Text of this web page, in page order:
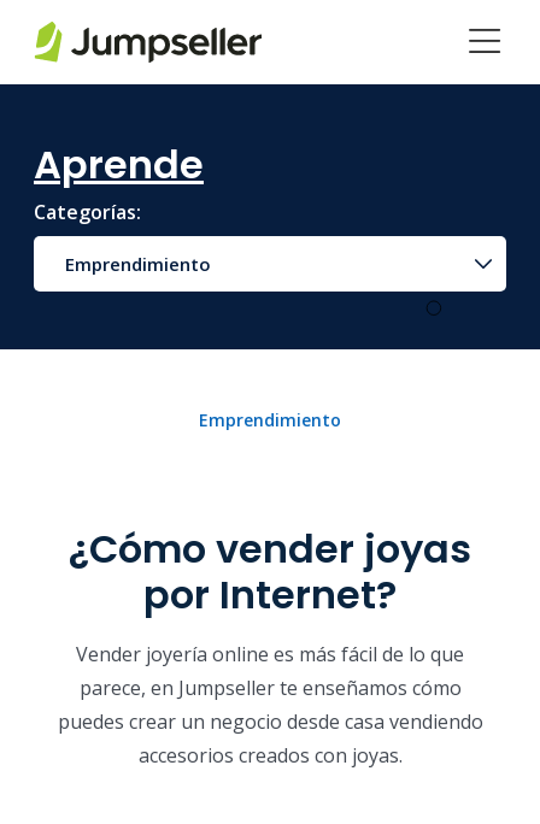
Aprende
Categorías:
Emprendimiento
Emprendimiento
¿Cómo vender joyas
por Internet?
Vender joyería online es más fácil de lo que
parece, en Jumpseller te enseñamos cómo
puedes crear un negocio desde casa vendiendo
accesorios creados con joyas.